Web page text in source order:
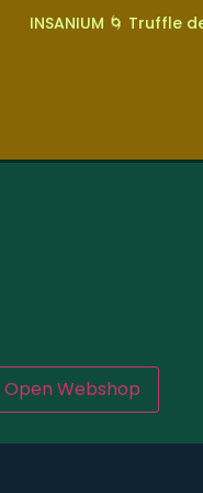
INSANIUM 🌀 Truffle
Open Webshop